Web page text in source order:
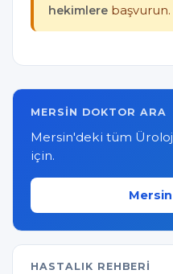
hekimlere başvurun.
MERSIN DOKTOR ARA
Mersin'deki tüm
için.
HASTALIK REHBERI